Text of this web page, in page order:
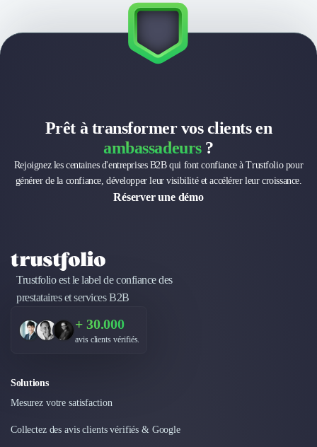
Communication
Influence Marketing
Études Marketing
Présentations PowerPoint
Email Marketing
Data Marketing
Expertise Comptable
Subventions & Aides
Droit des Affaires
Externalisation Administrative
Direction Financière Externalisée (DAF)
Droit du Travail
Propriété Intellectuelle (IP/IT)
Prêt à transformer vos clients en
ambassadeurs?
Rejoignez les centaines d'entreprises B2B qui font confiance à Trustfolio pour
générer de la confiance, développer leur visibilité et accélérer leur croissance.
Réserver une démo
Trustfolio est le label de confiance des
prestataires et services B2B
+ 30.000
avis clients vérifiés.
Solutions
Mesurez votre satisfaction
Collectez des avis clients vérifiés & Google